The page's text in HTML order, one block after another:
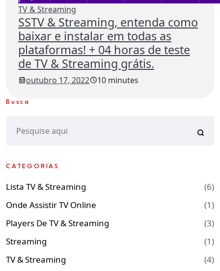
TV & Streaming
SSTV & Streaming, entenda como
baixar e instalar em todas as
plataformas! + 04 horas de teste
de TV & Streaming grátis.
outubro 17, 2022 10 minutes
Busca
CATEGORIAS
Lista TV & Streaming
(6)
Onde Assistir TV Online
(1)
Players De TV & Streaming
(3)
Streaming
(1)
TV & Streaming
(4)